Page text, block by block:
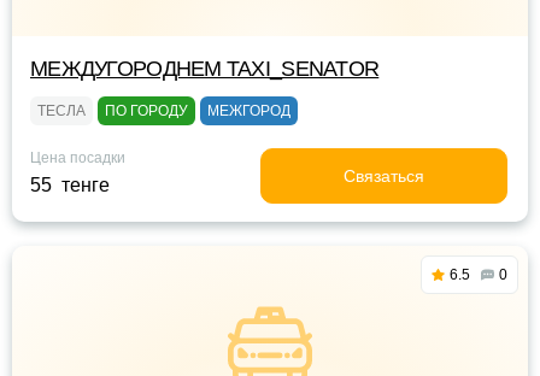
МЕЖДУГОРОДНЕМ TAXI_SENATOR
ТЕСЛА ПО ГОРОДУ МЕЖГОРОД
Цена посадки
55 тенге Связаться
6.5 0